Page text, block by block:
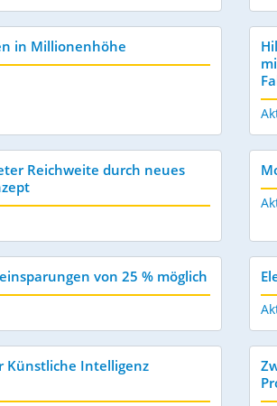
in Millionenhöhe
Reichweite durch neues
von 25 % möglich
Künstliche Intelligenz